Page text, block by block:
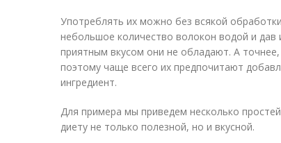
Употреблять их можно без всякой
небольшое количество волокон водой и
приятным вкусом они не обладают. А
поэтому чаще всего их предпочитают
ингредиент.
Для примера мы приведем несколько
диету не только полезной, но и вкусной.